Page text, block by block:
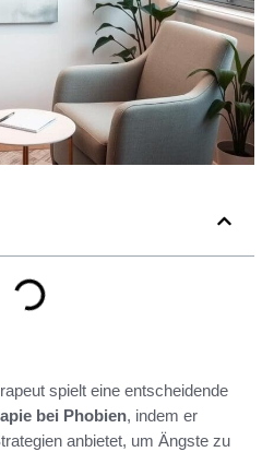
spielt eine entscheidende
bei Phobien, indem er
anbietet, um Ängste zu